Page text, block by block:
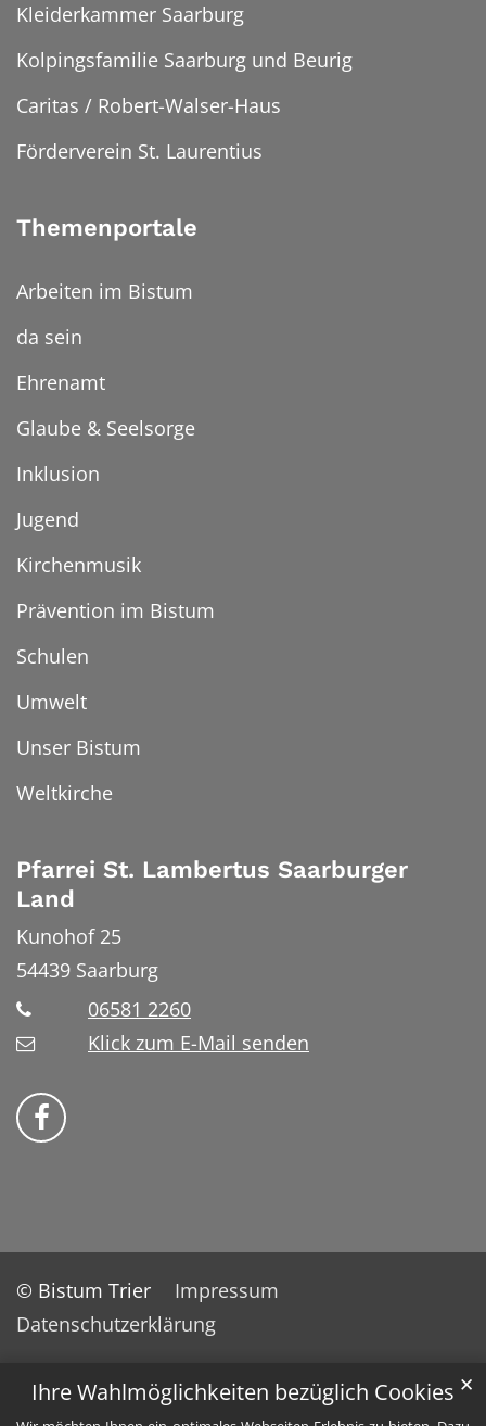
Ihre Wahlmöglichkeiten bezüglich Cookies ✕
Kleiderkammer Saarburg
Kolpingsfamilie Saarburg und Beurig
Caritas / Robert-Walser-Haus
Förderverein St. Laurentius
Themenportale
Arbeiten im Bistum
da sein
Ehrenamt
Glaube & Seelsorge
Inklusion
Jugend
Kirchenmusik
Prävention im Bistum
Schulen
Umwelt
Unser Bistum
Weltkirche
Pfarrei St. Lambertus Saarburger
Land
Kunohof 25
54439 Saarburg
06581 2260
Klick zum E-Mail senden
Bistum Trier auf Facebook
© Bistum Trier
Impressum
Datenschutzerklärung